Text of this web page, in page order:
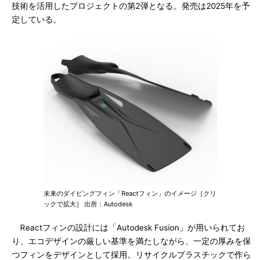
技術を活用したプロジェクトの第2弾となる。発売は2025年を予
定している。
未来のダイビングフィン「Reactフィン」のイメージ［クリ
ックで拡大］ 出所：Autodesk
Reactフィンの設計には「Autodesk Fusion」が用いられてお
り、エコデザインの厳しい基準を満たしながら、一定の厚みを保
つフィンをデザインとして採用。リサイクルプラスチックで作ら